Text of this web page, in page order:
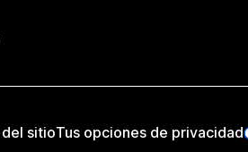
sitioTus opciones de privacidad